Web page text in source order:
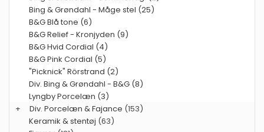
Bing & Grøndahl - Måge stel (25)
B&G Blå tone (6)
B&G Relief - Kronjyden (9)
B&G Hvid Cordial (4)
B&G Pink Cordial (5)
"Picknick" Rörstrand (2)
Div. Bing & Grøndahl - B&G (8)
Lyngby Porcelæn (3)
+
Div. Porcelæn & Fajance (153)
Keramik & stentøj (63)